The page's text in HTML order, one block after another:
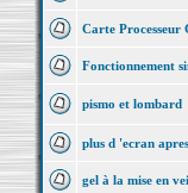
Carte Processeur
Fonctionnement
pismo et lombard
plus d 'ecran
gel à la mise en